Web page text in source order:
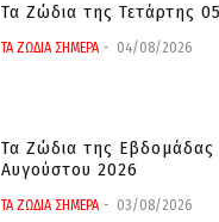
Τα Ζώδια της Τετάρτης
ΤΑ ΖΩΔΙΑ ΣΗΜΕΡΑ 04/08/2026
Τα Ζώδια της
Αυγούστου 2026
ΤΑ ΖΩΔΙΑ ΣΗΜΕΡΑ 03/08/2026